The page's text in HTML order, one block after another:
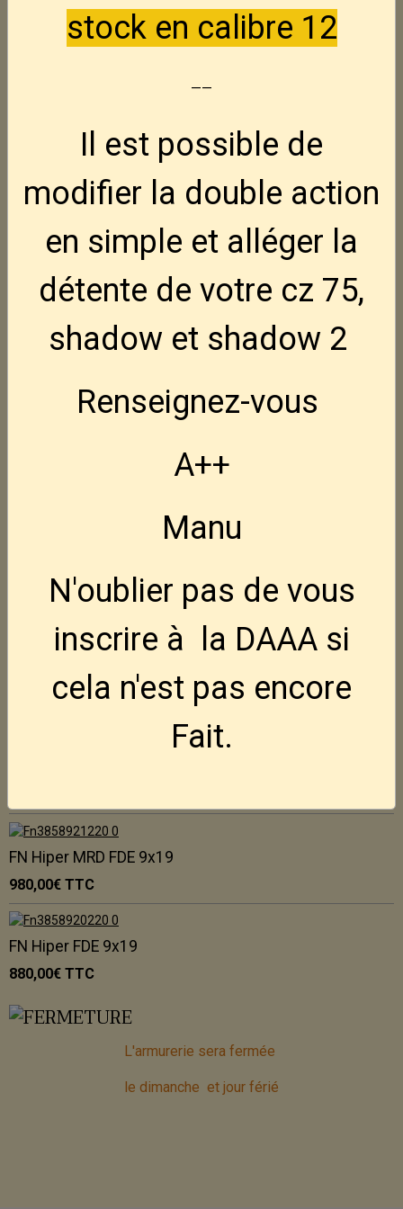
unique D3 -- 22Lr Nouveau
Luger P08 Nouveau
TTC
3 495,00€TTC
950,00€ TTC
FN Hiper Hausse LPA Nouveau
NEDI AK47 7.62x39
Holster Ghost pour FN Hiper
TTC
FN Hiper MRD FDE 9x19
980,00€ TTC
FN Hiper FDE 9x19
880,00€ TTC
L'armurerie sera fermée
le dimanche et jour férié
stock en calibre 12
--
Il est possible de
modifier la double action
en simple et alléger la
détente de votre cz 75,
shadow et shadow 2
Renseignez-vous
A++
Manu
N'oublier pas de vous
inscrire à la DAAA si
cela n'est pas encore
Fait.